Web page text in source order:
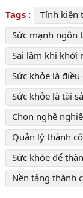
Tags : Tính kiên
Sức mạnh ngôn
Sai lầm khi khởi
Sức khỏe là
Sức khỏe là tài
Chọn nghề
Quản lý thành
Sức khỏe để
Nền tảng thành